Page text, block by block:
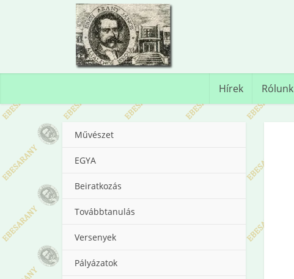
Hírek Rólunk
Művészet
EGYA
Beiratkozás
Továbbtanulás
Versenyek
Pályázatok